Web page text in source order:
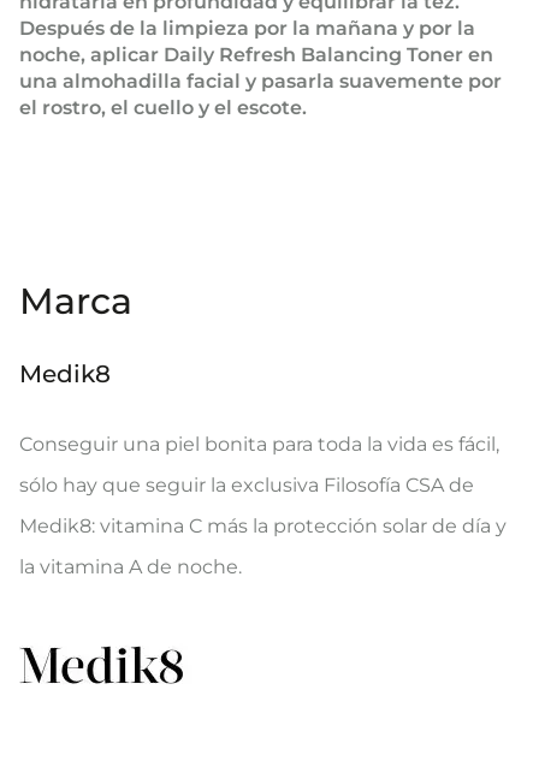
Después de la limpieza por la mañana y por la
noche, aplicar Daily Refresh Balancing Toner en
una almohadilla facial y pasarla suavemente por
el rostro, el cuello y el escote.
Marca
Medik8
Conseguir una piel bonita para toda la vida es fácil,
sólo hay que seguir la exclusiva Filosofía CSA de
Medik8: vitamina C más la protección solar de día y
la vitamina A de noche.